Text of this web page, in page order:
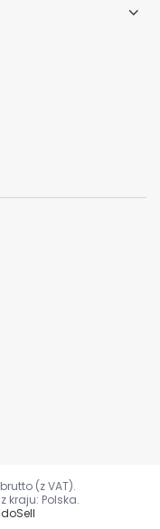
(z VAT).
kraju: Polska.